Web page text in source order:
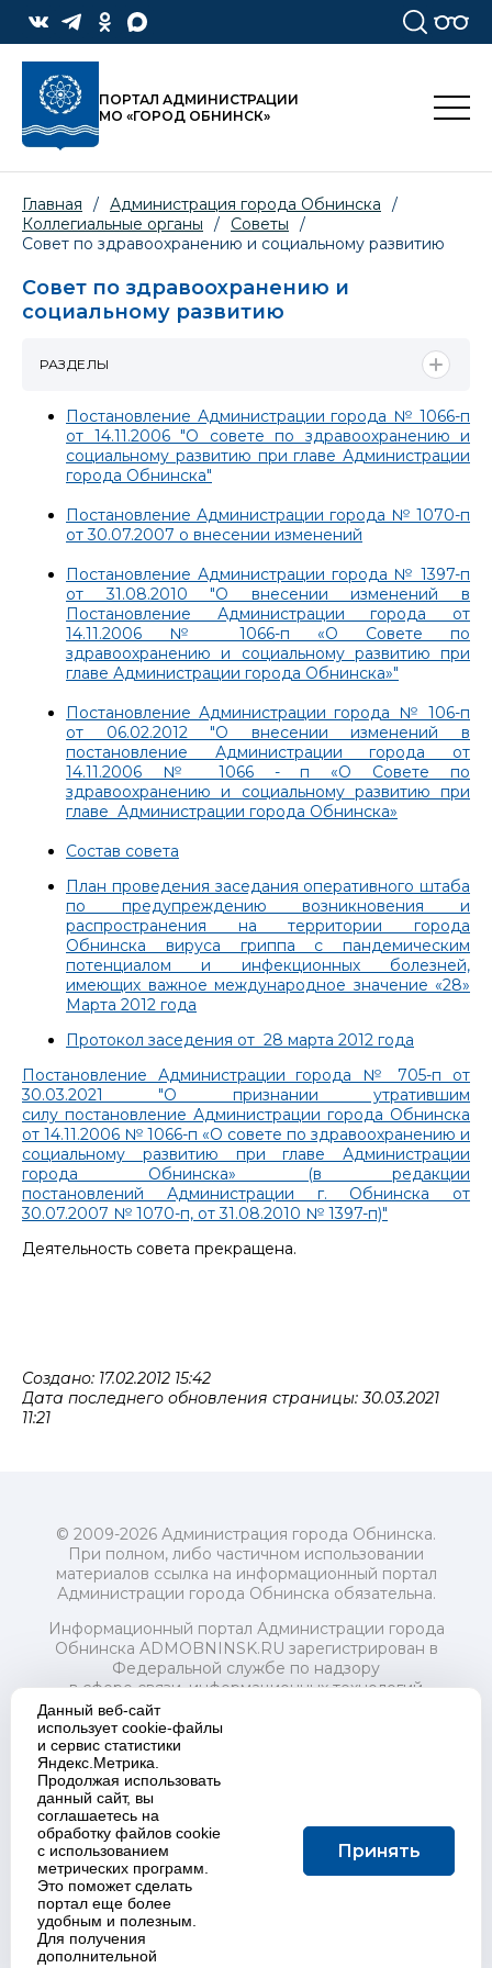
ПОРТАЛ АДМИНИСТРАЦИИ
МО «ГОРОД ОБНИНСК»
Главная / Администрация города Обнинска
/
Коллегиальные органы
/ Советы
/
Совет по здравоохранению и социальному развитию
Совет по здравоохранению и
социальному развитию
Постановление Администрации города № 1066-п
от 14.11.2006 "О совете по здравоохранению и
социальному развитию при главе Администрации
города Обнинска"
Постановление Администрации города № 1070-п
от 30.07.2007 о внесении изменений
Постановление Администрации города № 1397-п
от 31.08.2010 "О внесении изменений в
Постановление Администрации города от
14.11.2006 № 1066-п «О Совете по
здравоохранению и социальному развитию при
главе Администрации города Обнинска»"
Постановление Администрации города № 106-п
от 06.02.2012 "О внесении изменений в
постановление Администрации города от
14.11.2006 № 1066 - п «О Совете по
здравоохранению и социальному развитию при
главе Администрации города Обнинска»
Состав совета
План проведения заседания оперативного штаба
по предупреждению возникновения и
распространения на территории города
Обнинска вируса гриппа с пандемическим
потенциалом и инфекционных болезней,
имеющих важное международное значение «28»
Марта 2012 года
Протокол заседения от 28 марта 2012 года
Постановление Администрации города № 705-п от
30.03.2021 "О признании утратившим
силу постановление Администрации города Обнинска
от 14.11.2006 № 1066-п «О совете по здравоохранению и
социальному развитию при главе Администрации
города Обнинска» (в редакции
постановлений Администрации г. Обнинска от
30.07.2007 № 1070-п, от 31.08.2010 № 1397-п)"
Деятельность совета прекращена.
Создано: 17.02.2012 15:42
Дата последнего обновления страницы: 30.03.2021
11:21
РАЗДЕЛЫ
© 2009-2026 Администрация города Обнинска.
При полном, либо частичном использовании
материалов ссылка на информационный портал
Администрации города Обнинска обязательна.
Информационный портал Администрации города
Обнинска ADMOBNINSK.RU зарегистрирован в
Федеральной службе по надзору
в сфере связи, информационных технологий
и массовых коммуникаций (Роскомнадзор) 24 июля
2018 года.
Свидетельство о регистрации Эл № ФС77-73321
Учредитель: Администрация (исполнительно-
распорядительный орган) городского округа "Город
Обнинск". Главный редактор: Байкова Е.А.
Адрес электронной почты Редакции:
redactor@admobninsk.ru
Телефон Редакции: +7 (484) 395-85-85
Настоящий ресурс содержит материалы 18+
Политика в отношении обработки персональных
Данный веб-сайт
использует cookie-файлы
и сервис статистики
Яндекс.Метрика.
Продолжая использовать
данный сайт, вы
соглашаетесь на
обработку файлов cookie
с использованием
метрических программ.
Это поможет сделать
портал еще более
удобным и полезным.
Для получения
дополнительной
Принять